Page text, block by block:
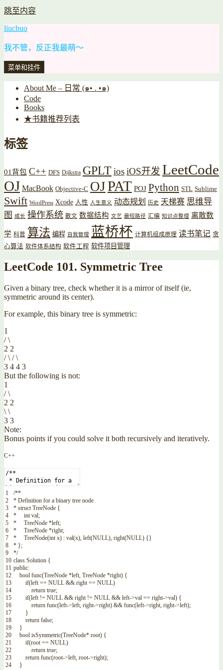
跳至内容
liuchuo
我不管，反正我最萌～
菜单和挂件
About Me – 日常 (๑• . •๑)
Code
Books
★书籍推荐列表
标签
01背包 C++ DFS Dijkstra GPLTiosiOS开发 LeetCode
OJ MacBook Objective-C OJPAT POJ Python STL Sublime
Swift WordPress Xcode 人性 人生意义 动态规划 历史 天梯赛 思维导
图
成长 操作系统 散文 数据结构 文艺 最短路径 汇编 知识点整理 离散数
学 科普 算法 编程 自我管理 蓝桥杯 计算机组成原理 读书笔记 贪
心算法 软件体系结构 软件工程 软件项目管理
LeetCode 101. Symmetric Tree
Given a binary tree, check whether it is a mirror of itself (ie,
symmetric around its center).
For example, this binary tree is symmetric:
1
/ \
2 2
/ \ / \
3 4 4 3
But the following is not:
1
/ \
2 2
\ \
3 3
Note:
Bonus points if you could solve it both recursively and iteratively.
C++
1
2
3
4
5
6
7
8
9
10
11
12
13
14
15
16
17
18
19
20
21
22
23
24
/**
* Definition for a binary tree node.
* struct TreeNode {
* int val;
* TreeNode *left;
* TreeNode *right;
* TreeNode(int x) : val(x), left(NULL), right(NULL) {}
* };
*/
class Solution {
public:
bool func(TreeNode *left, TreeNode *right) {
if(left == NULL && right == NULL)
return true;
if(left != NULL && right != NULL && left->val == right->val) {
return func(left->left, right->right) && func(left->right, right->left);
}
return false;
}
bool isSymmetric(TreeNode* root) {
if(root == NULL)
return true;
return func(root->left, root->right);
}